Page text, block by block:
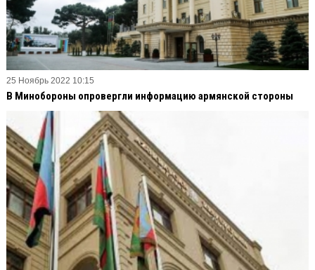
25 Ноябрь 2022 10:15
В Минобороны опровергли информацию армянской стороны